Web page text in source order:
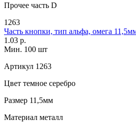
Прочее часть D
1263
Часть кнопки, тип альфа, омега
1.03 р.
Мин. 100 шт
Артикул 1263
Цвет темное серебро
Размер 11,5мм
Материал металл